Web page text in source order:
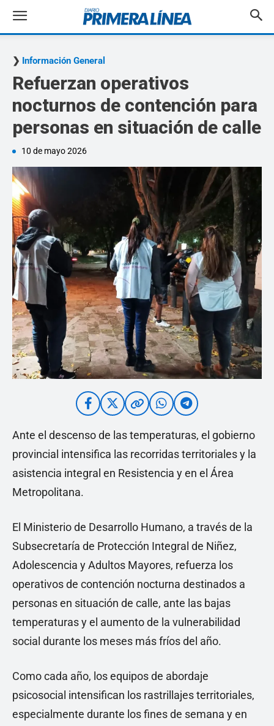
Información General
Refuerzan operativos
nocturnos de contención para
personas en situación de calle
10 de mayo 2026
Ante el descenso de las temperaturas, el gobierno
provincial intensifica las recorridas territoriales y la
asistencia integral en Resistencia y en el Área
Metropolitana.
El Ministerio de Desarrollo Humano, a través de la
Subsecretaría de Protección Integral de Niñez,
Adolescencia y Adultos Mayores, refuerza los
operativos de contención nocturna destinados a
personas en situación de calle, ante las bajas
temperaturas y el aumento de la vulnerabilidad
social durante los meses más fríos del año.
Como cada año, los equipos de abordaje
psicosocial intensifican los rastrillajes territoriales,
especialmente durante los fines de semana y en